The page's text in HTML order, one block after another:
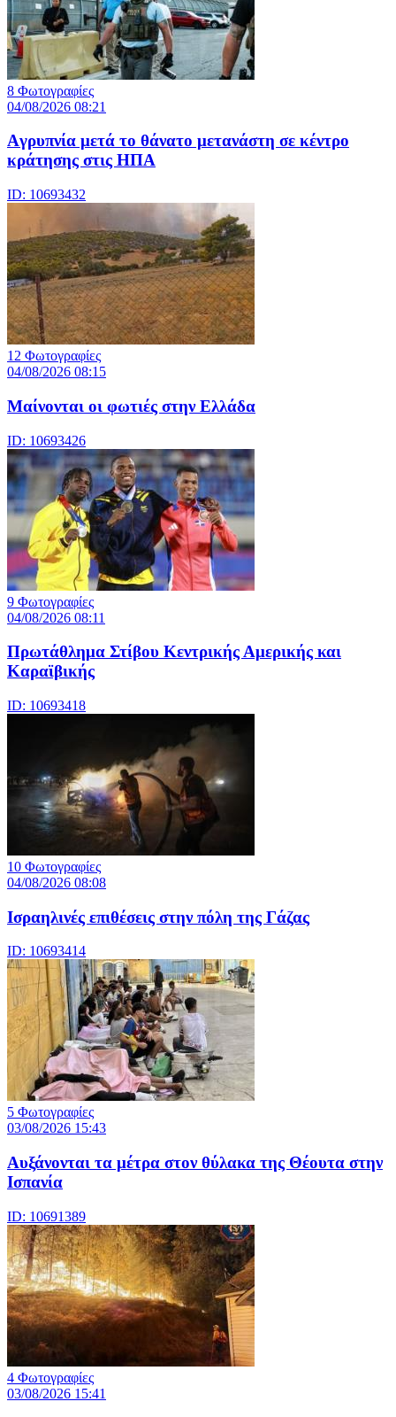
8 Φωτογραφίες
04/08/2026 08:21
Aγρυπνία μετά το θάνατο μετανάστη σε κέντρο
κράτησης στις ΗΠΑ
ID: 10693432
12 Φωτογραφίες
04/08/2026 08:15
Μαίνονται οι φωτιές στην Ελλάδα
ID: 10693426
9 Φωτογραφίες
04/08/2026 08:11
Πρωτάθλημα Στίβου Κεντρικής Αμερικής και
Καραϊβικής
ID: 10693418
10 Φωτογραφίες
04/08/2026 08:08
Iσραηλινές επιθέσεις στην πόλη της Γάζας
ID: 10693414
5 Φωτογραφίες
03/08/2026 15:43
Αυξάνονται τα μέτρα στον θύλακα της Θέουτα στην
Ισπανία
ID: 10691389
4 Φωτογραφίες
03/08/2026 15:41